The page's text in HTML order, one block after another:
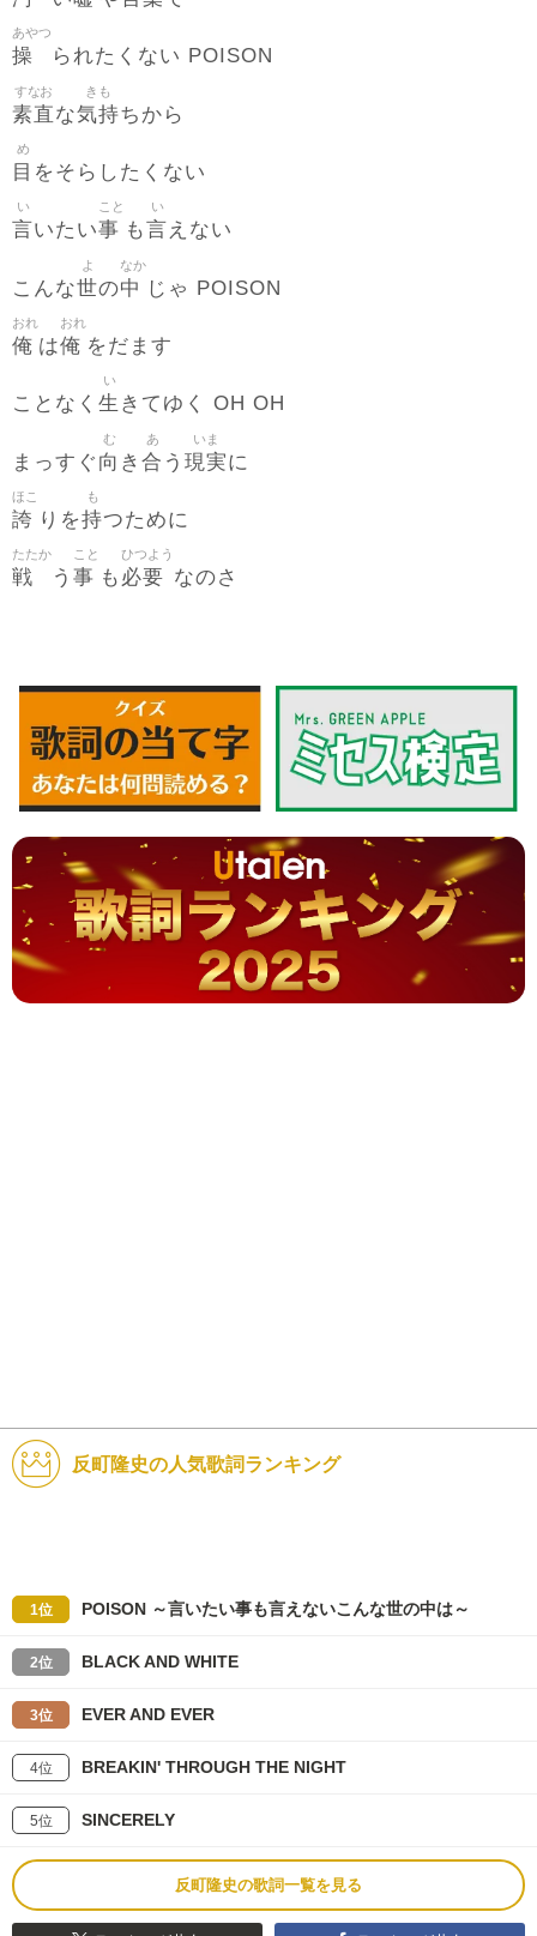
操
あやつ
られたくない POISON
素直
すなお
な気持
きも
ちから
目
め
をそらしたくない
言
い
いたい事
こと
も言
い
えない
こんな世
よ
の中
なか
じゃ POISON
俺
おれ
は俺
おれ
をだます
ことなく 生
い
きてゆく OH OH
まっすぐ 向
む
き 合
あ
う 現実
いま
に
誇
ほこ
りを持
も
つために
戦
たたか
う 事
こと
も 必要
ひつよう
なのさ
反町隆史の人気歌詞ランキング
1位 POISON ～言いたい事も言えないこんな世の中は～
2位 BLACK AND WHITE
3位 EVER AND EVER
4位 BREAKIN' THROUGH THE NIGHT
5位 SINCERELY
反町隆史の歌詞一覧を見る